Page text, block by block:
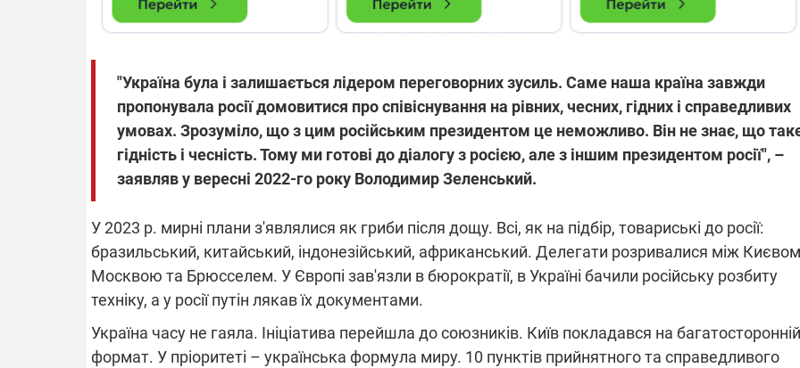
"Україна була і залишається лідером переговорних зусиль. Саме наша країна завжди
пропонувала росії домовитися про співіснування на рівних, чесних, гідних і справедливих
умовах. Зрозуміло, що з цим російським президентом це неможливо. Він не знає, що
гідність і чесність. Тому ми готові до діалогу з росією, але з іншим президентом росії", –
заявляв у вересні 2022-го року Володимир Зеленський.
У 2023 р. мирні плани з'являлися як гриби після дощу. Всі, як на підбір, товариські до росії:
бразильський, китайський, індонезійський, африканський. Делегати розривалися між
Москвою та Брюсселем. У Європі зав'язли в бюрократії, в Україні бачили російську розбиту
техніку, а у росії путін лякав їх документами.
Україна часу не гаяла. Ініціатива перейшла до союзників. Київ покладався на багатосторонній
формат. У пріоритеті – українська формула миру. 10 пунктів прийнятного та справедливого